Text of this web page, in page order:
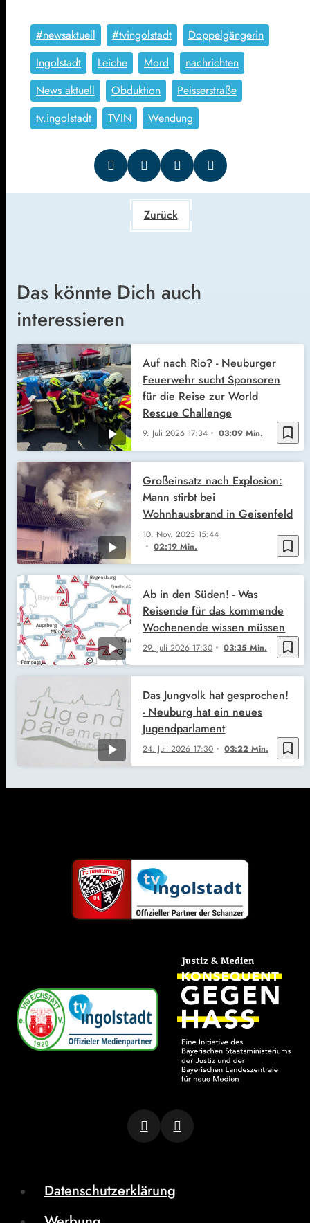
#newsaktuell #tvingolstadt
Doppelgängerin
Ingolstadt
Leiche Mord
nachrichten
News aktuell
Obduktion
Peisserstraße
tv.ingolstadt
TVIN Wendung
Zurück
Das könnte Dich auch
interessieren
bookmark_border
9. Juli 2026 17:34 03:09 Min.
Auf nach Rio? - Neuburger
Feuerwehr sucht Sponsoren
für die Reise zur World
Rescue Challenge
bookmark_border
10. Nov. 2025 15:44
02:19 Min.
Großeinsatz nach Explosion:
Mann stirbt bei
Wohnhausbrand in Geisenfeld
bookmark_border
29. Juli 2026 17:30 03:35 Min.
Ab in den Süden! - Was
Reisende für das kommende
Wochenende wissen müssen
bookmark_border
24. Juli 2026 17:30 03:22 Min.
Das Jungvolk hat gesprochen!
- Neuburg hat ein neues
Jugendparlament
Datenschutzerklärung